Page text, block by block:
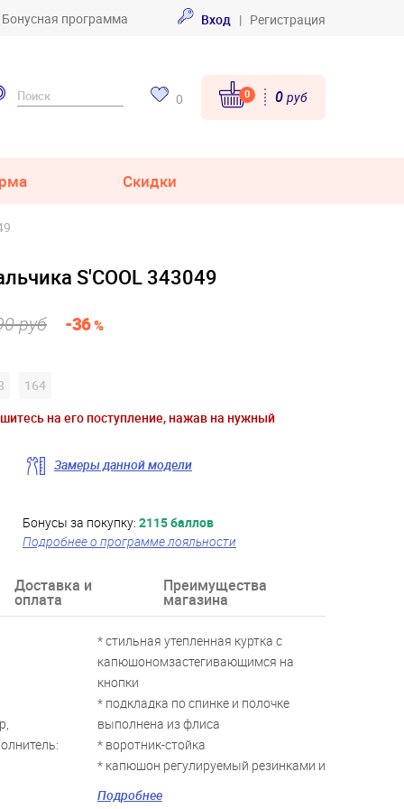
Бонусная программа Вход | Регистрация
0 0 0 руб
Скидки
S'COOL 343049
руб -36%
164
на его поступление, нажав на нужный
Замеры данной модели
Бонусы за покупку: 2115 баллов
Подробнее о программе лояльности
Доставка и
оплата
Преимущества
магазина
* стильная утепленная куртка с
капюшономзастегивающимся на
кнопки
* подкладка по спинке и полочке
выполнена из флиса
* воротник-стойка
* капюшон регулируемый резинками и
стопперами
Подробнее